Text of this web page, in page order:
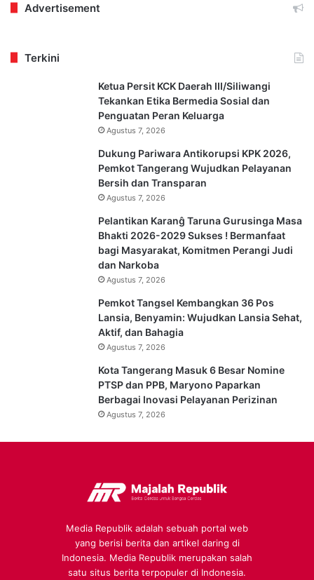
Advertisement
Terkini
Ketua Persit KCK Daerah III/Siliwangi
Tekankan Etika Bermedia Sosial dan
Penguatan Peran Keluarga
Agustus 7, 2026
Dukung Pariwara Antikorupsi KPK 2026,
Pemkot Tangerang Wujudkan Pelayanan
Bersih dan Transparan
Agustus 7, 2026
Pelantikan Karanĝ Taruna Gurusinga Masa
Bhakti 2026-2029 Sukses ! Bermanfaat
bagi Masyarakat, Komitmen Perangi Judi
dan Narkoba
Agustus 7, 2026
Pemkot Tangsel Kembangkan 36 Pos
Lansia, Benyamin: Wujudkan Lansia Sehat,
Aktif, dan Bahagia
Agustus 7, 2026
Kota Tangerang Masuk 6 Besar Nomine
PTSP dan PPB, Maryono Paparkan
Berbagai Inovasi Pelayanan Perizinan
Agustus 7, 2026
Media Republik adalah sebuah portal web
yang berisi berita dan artikel daring di
Indonesia. Media Republik merupakan salah
satu situs berita terpopuler di Indonesia.